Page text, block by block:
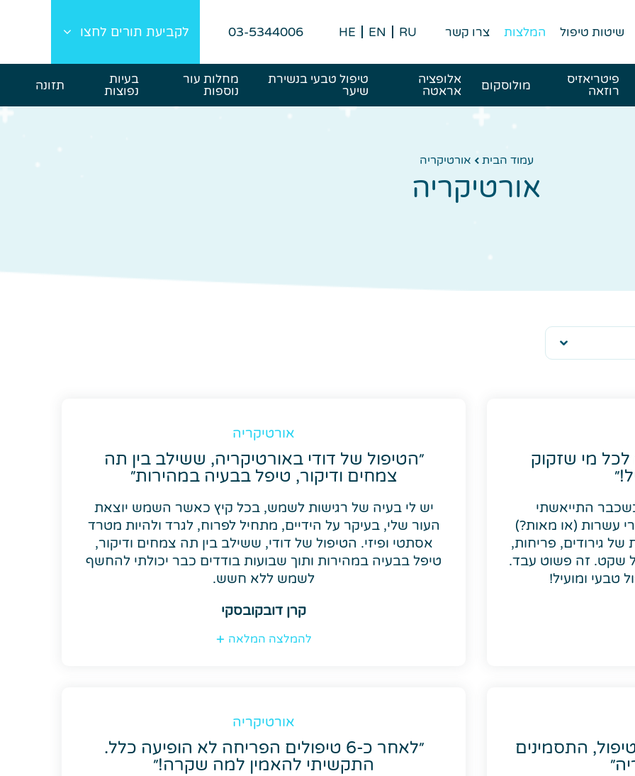
שיטות טיפול המלצות צרו קשר HE EN RU
03-5344006 לקביעת תורים לחצו
פיטריאזיס
רוזאה
מולוסקום
אלופציה
אראטה
טיפול טבעי בנשירת
שיער
מחלות עור
נוספות
בעיות
נפוצות
תזונה
עמוד הבית אורטיקריה
אורטיקריה
מי שזקוק
התייאשתי
סבלתי 6 שנים. אחרי עשרות (או מאות?)
של גירודים, פריחות,
שקט. זה פשוט עבד.
טבעי ומועיל!
אורטיקריה
״הטיפול של דודי באורטיקריה, ששילב בין תה
צמחים ודיקור, טיפל בבעיה במהירות״
קרן דובקובסקי
יש לי בעיה של רגישות לשמש, בכל קיץ כאשר השמש יוצאת
העור שלי, בעיקר על הידיים, מתחיל לפרוח, לגרד ולהיות מטרד
אסתטי ופיזי. הטיפול של דודי, ששילב בין תה צמחים ודיקור,
טיפל בבעיה במהירות ותוך שבועות בודדים כבר יכולתי להחשף
לשמש ללא חשש.
להמלצה המלאה
התסמינים
אורטיקריה
״לאחר כ-6 טיפולים הפריחה לא הופיעה כלל.
התקשיתי להאמין למה שקרה!״